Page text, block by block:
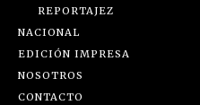
REPORTAJEZ
NACIONAL
EDICIÓN IMPRESA
NOSOTROS
CONTACTO